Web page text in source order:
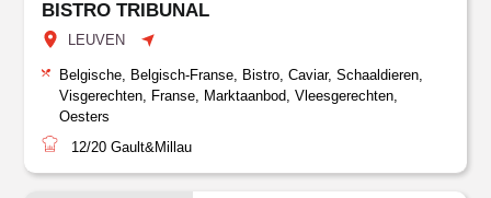
BISTRO TRIBUNAL
LEUVEN
Belgische, Belgisch-Franse, Bistro, Caviar, Schaaldieren,
Visgerechten, Franse, Marktaanbod, Vleesgerechten,
Oesters
12/20 Gault&Millau